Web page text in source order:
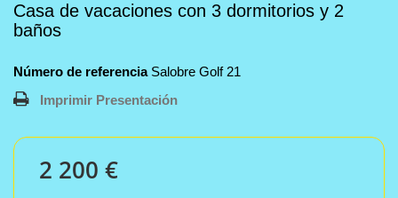
Casa de vacaciones con 3 dormitorios y 2
baños
Número de referencia Salobre Golf 21
Imprimir Presentación
2 200 €